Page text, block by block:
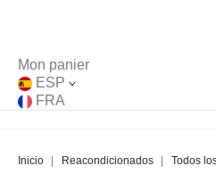
Mon panier
ESP
FRA
Inicio Reacondicionados Todos